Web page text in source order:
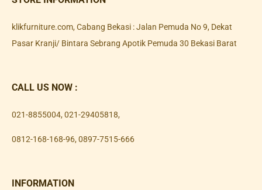
klikfurniture.com, Cabang Bekasi : Jalan Pemuda No 9, Dekat
Pasar Kranji/ Bintara Sebrang Apotik Pemuda 30 Bekasi Barat
CALL US NOW :
021-8855004, 021-29405818,
0812-168-168-96, 0897-7515-666
INFORMATION